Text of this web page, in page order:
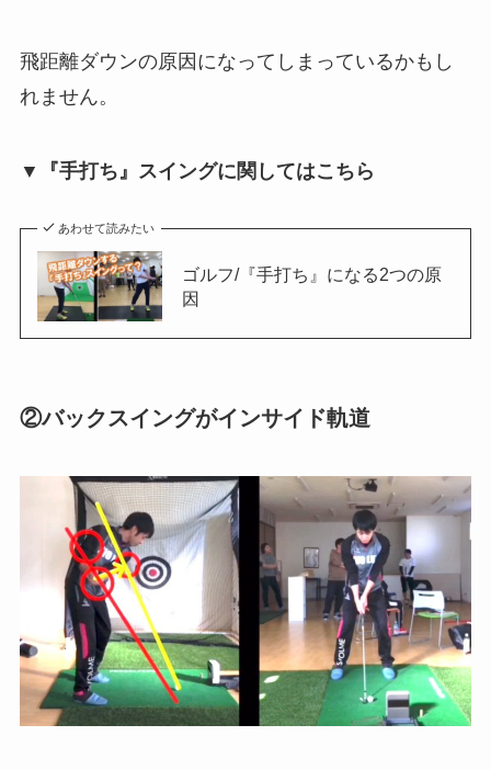
飛距離ダウンの原因になってしまっているかもし
れません。
▼『手打ち』スイングに関してはこちら
あわせて読みたい
ゴルフ/『手打ち』になる2つの原
因
②バックスイングがインサイド軌道